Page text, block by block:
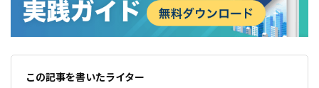
この記事を書いたライター